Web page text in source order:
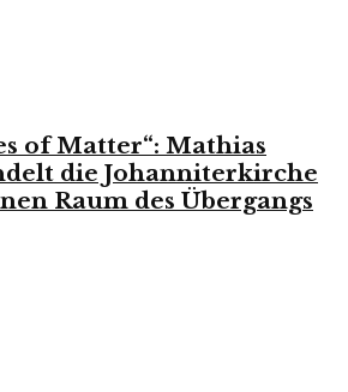
of Matter“: Mathias
die Johanniterkirche
Raum des Übergangs